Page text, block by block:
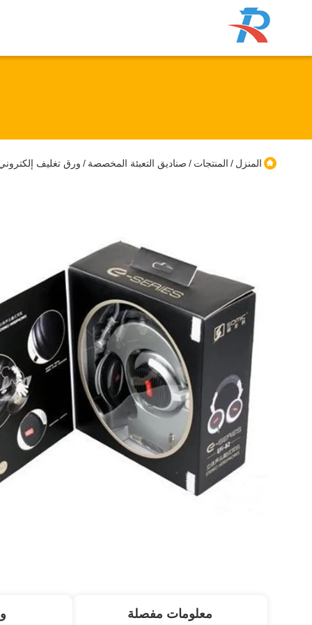
المنزل / المنتجات / صناديق التعبئة المخصصة / ورق تغليف
معلومات مفصلة